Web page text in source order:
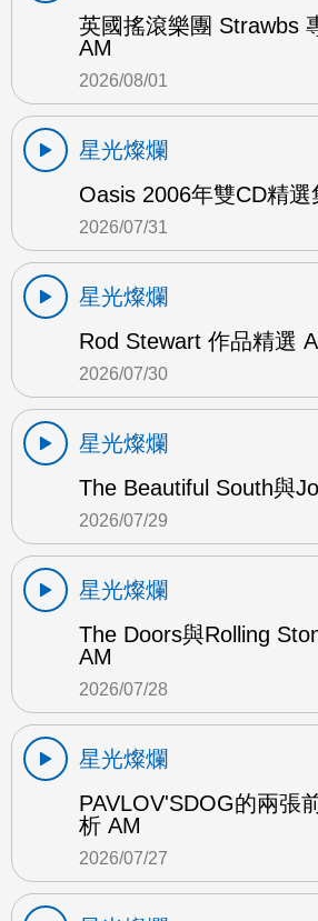
英國搖滾樂團 Strawbs
AM
2026/08/01
星光燦爛
Oasis 2006年雙CD精選
2026/07/31
星光燦爛
Rod Stewart 作品精選
2026/07/30
星光燦爛
The Beautiful South與
2026/07/29
星光燦爛
The Doors與Rolling
AM
2026/07/28
星光燦爛
PAVLOV'SDOG的兩張
析 AM
2026/07/27